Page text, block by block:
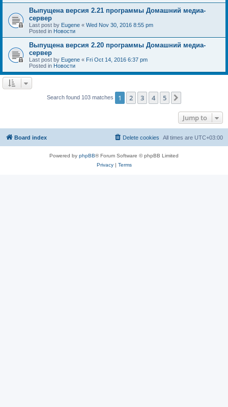
Выпущена версия 2.21 программы Домашний медиа-
сервер
Last post by Eugene « Wed Nov 30, 2016 8:55 pm
Posted in Новости
Выпущена версия 2.20 программы Домашний медиа-
сервер
Last post by Eugene « Fri Oct 14, 2016 6:37 pm
Posted in Новости
Search found 103 matches 1 2 3 4 5
Jump to
Board index All times are UTC+03:00
Delete cookies
Powered by phpBB® Forum Software © phpBB Limited
Privacy| Terms